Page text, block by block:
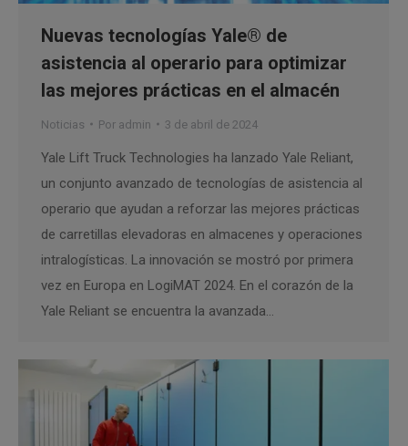
Nuevas tecnologías Yale® de
asistencia al operario para optimizar
las mejores prácticas en el almacén
Noticias Por admin 3 de abril de 2024
Yale Lift Truck Technologies ha lanzado Yale Reliant,
un conjunto avanzado de tecnologías de asistencia al
operario que ayudan a reforzar las mejores prácticas
de carretillas elevadoras en almacenes y operaciones
intralogísticas. La innovación se mostró por primera
vez en Europa en LogiMAT 2024. En el corazón de la
Yale Reliant se encuentra la avanzada…